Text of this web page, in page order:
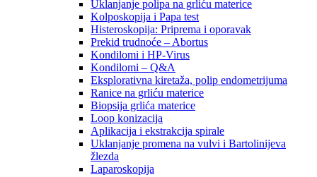
Uklanjanje polipa na grliću materice
Kolposkopija i Papa test
Histeroskopija: Priprema i oporavak
Prekid trudnoće – Abortus
Kondilomi i HP-Virus
Kondilomi – Q&A
Eksplorativna kiretaža, polip endometrijuma
Ranice na grliću materice
Biopsija grlića materice
Loop konizacija
Aplikacija i ekstrakcija spirale
Uklanjanje promena na vulvi i Bartolinijeva
žlezda
Laparoskopija